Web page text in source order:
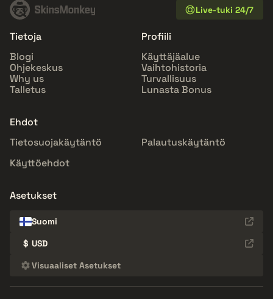
Live-tuki 24/7
Tietoja
Blogi
Ohjekeskus
Why us
Talletus
Profiili
Käyttäjäalue
Vaihtohistoria
Turvallisuus
Lunasta Bonus
Ehdot
Tietosuojakäytäntö
Palautuskäytäntö
Käyttöehdot
Asetukset
Suomi
$ USD
Visuaaliset Asetukset